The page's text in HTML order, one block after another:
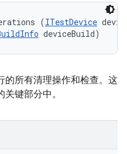
(ITestDevice
deviceBuild)
的所有清理操作和检查。这
键部分中。